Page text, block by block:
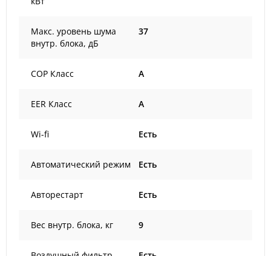
Макс. уровень шума
внутр. блока, дБ
37
COP Класс A
EER Класс A
Wi-fi Есть
Автоматический режим Есть
Авторестарт Есть
Вес внутр. блока, кг 9